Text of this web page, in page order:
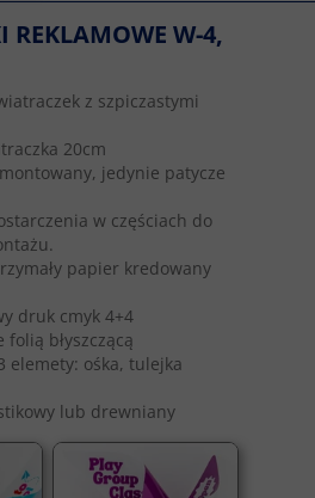
z szpiczastymi
20cm
jedynie patycze
w częściach do
papier kredowany
druk cmyk 4+4
folią błyszczącą
elemety: ośka, tulejka
lub drewniany
REKLAMOWE W-4,